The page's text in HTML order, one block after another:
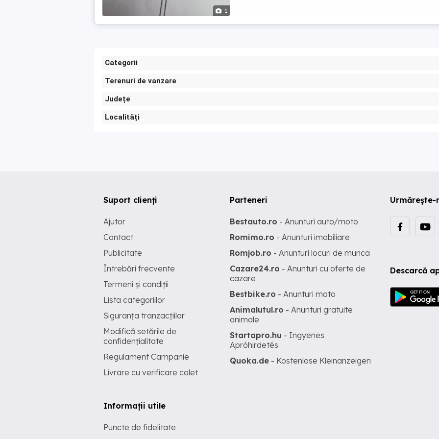
1
Categorii
Terenuri de vanzare
Județe
Localități
Urmărește-
Descarcă
Suport clienți
Ajutor
Contact
Publicitate
Întrebări frecvente
Termeni și condiții
Lista categoriilor
Siguranța tranzacțiilor
Modifică setările de
confidențialitate
Regulament Campanie
Livrare cu verificare colet
Informații utile
Puncte de fidelitate
Parteneri
Bestauto.ro - Anunturi auto/moto
Romimo.ro - Anunturi imobiliare
Romjob.ro - Anunturi locuri de munca
Cazare24.ro - Anunturi cu oferte de
cazare
Bestbike.ro - Anunturi moto
Animalutul.ro - Anunturi gratuite
animale
Startapro.hu - Ingyenes
Apróhirdetés
Quoka.de - Kostenlose Kleinanzeigen